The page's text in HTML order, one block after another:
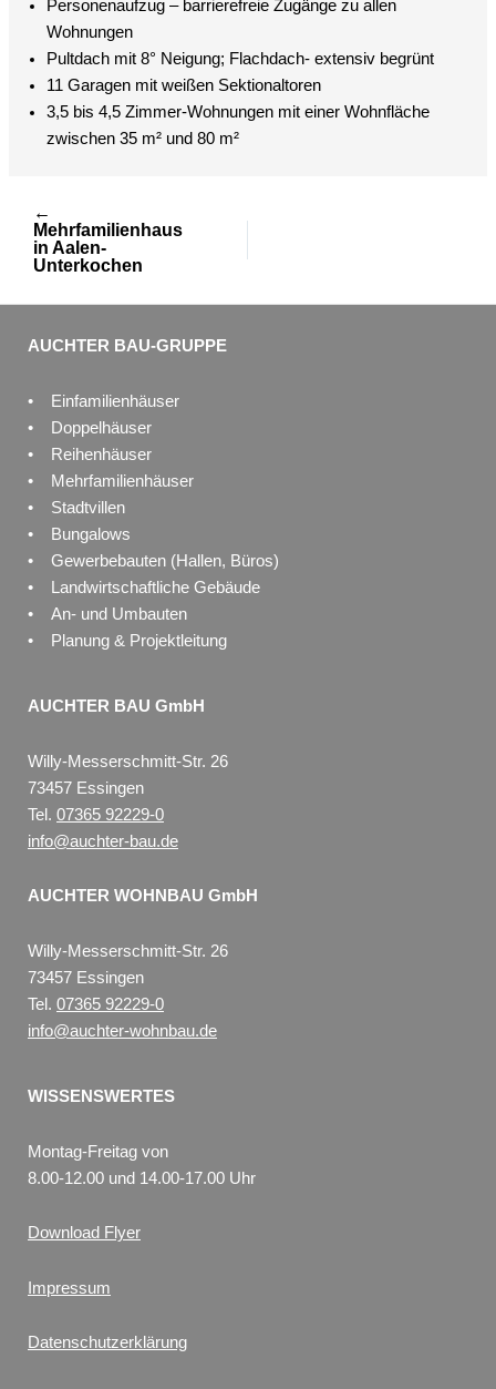
Personenaufzug – barrierefreie Zugänge zu allen
Wohnungen
Pultdach mit 8° Neigung; Flachdach- extensiv begrünt
11 Garagen mit weißen Sektionaltoren
3,5 bis 4,5 Zimmer-Wohnungen mit einer Wohnfläche
zwischen 35 m² und 80 m²
←
Mehrfamilienhaus
in Aalen-
Unterkochen
AUCHTER BAU-GRUPPE
• Einfamilienhäuser
• Doppelhäuser
• Reihenhäuser
• Mehrfamilienhäuser
• Stadtvillen
• Bungalows
• Gewerbebauten (Hallen, Büros)
• Landwirtschaftliche Gebäude
• An- und Umbauten
• Planung & Projektleitung
AUCHTER BAU GmbH
Willy-Messerschmitt-Str. 26
73457 Essingen
Tel. 07365 92229-0
info@auchter-bau.de
AUCHTER WOHNBAU GmbH
Willy-Messerschmitt-Str. 26
73457 Essingen
Tel. 07365 92229-0
info@auchter-wohnbau.de
WISSENSWERTES
Montag-Freitag von
8.00-12.00 und 14.00-17.00 Uhr
Download Flyer
Impressum
Datenschutzerklärung